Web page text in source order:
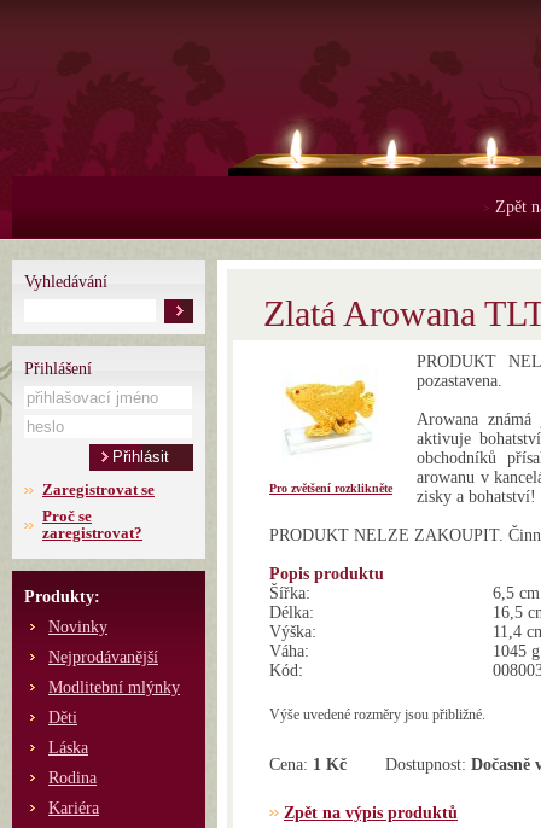
> Zpět
Vyhledávání
Přihlášení
Zaregistrovat se
Proč se
zaregistrovat?
Produkty:
Novinky
Nejprodávanější
Modlitební mlýnky
Děti
Láska
Rodina
Kariéra
Zlatá Arowana
Pro zvětšení rozklikněte
PRODUKT
pozastavena.
Arowana
aktivuje
obchodníků
arowanu v
zisky a bohatství!
PRODUKT NELZE ZAKOUPIT.
Popis produktu
Šířka:
6,5 cm
Délka:
16,5
Výška:
11,4
Váha:
1045 g
Kód:
Výše uvedené rozměry jsou přibližné.
Cena: 1 Kč Dostupnost: Dočasně
Zpět na výpis produktů